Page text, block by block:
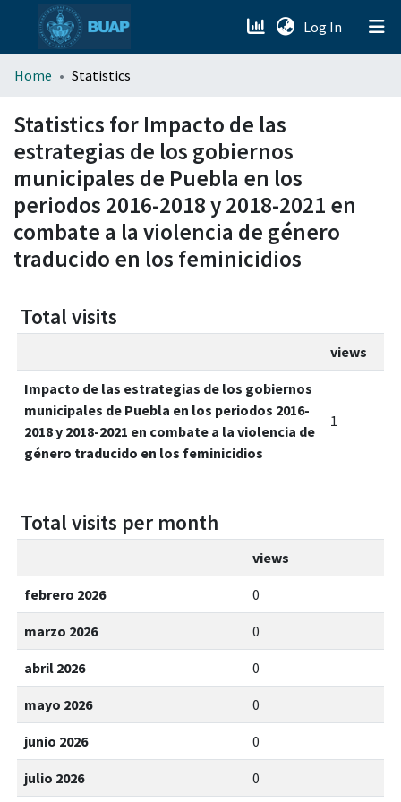
Log In (current)
menu.section.about_menu
All of DSpace
Home Statistics
Statistics for Impacto de las
estrategias de los gobiernos
municipales de Puebla en los
periodos 2016-2018 y 2018-2021 en
combate a la violencia de género
traducido en los feminicidios
Total visits
views
Impacto de las estrategias de los gobiernos
municipales de Puebla en los periodos 2016-
2018 y 2018-2021 en combate a la violencia de
género traducido en los feminicidios
1
Total visits per month
views
febrero 2026 0
marzo 2026 0
abril 2026 0
mayo 2026 0
junio 2026 0
julio 2026 0